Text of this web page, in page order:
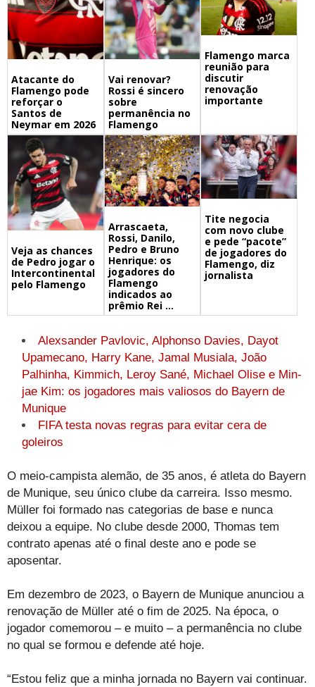
Atacante do
Flamengo pode
reforçar o
Santos de
Neymar em 2026
Vai renovar?
Rossi é sincero
sobre
permanência no
Flamengo
Flamengo marca
reunião para
discutir
renovação
importante
Veja as chances
de Pedro jogar o
Intercontinental
pelo Flamengo
Arrascaeta,
Rossi, Danilo,
Pedro e Bruno
Henrique: os
jogadores do
Flamengo
indicados ao
prêmio Rei ...
Tite negocia
com novo clube
e pede “pacote”
de jogadores do
Flamengo, diz
jornalista
Alexsander Pavlovic, Alphonso Davies, Dayot
Upamecano, Harry Kane, Jamal Musiala, João
Palhinha, Kimmich, Leroy Sané, Michael Olise e Min-
jae Kim: os jogadores mais valiosos do Bayern de
Munique
FIFA testa novas regras para evitar cera de
goleiros
O meio-campista alemão, de 35 anos, é atleta do Bayern
de Munique, seu único clube da carreira. Isso mesmo.
Müller foi formado nas categorias de base e nunca
deixou a equipe. No clube desde 2000, Thomas tem
contrato apenas até o final deste ano e pode se
aposentar.
Em dezembro de 2023, o Bayern de Munique anunciou a
renovação de Müller até o fim de 2025. Na época, o
jogador comemorou – e muito – a permanência no clube
no qual se formou e defende até hoje.
“Estou feliz que a minha jornada no Bayern vai continuar.